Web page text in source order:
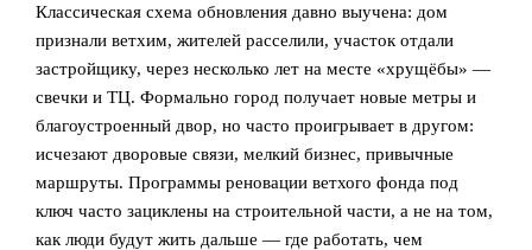
Классическая схема обновления давно выучена: дом
признали ветхим, жителей расселили, участок отдали
застройщику, через несколько лет на месте «хрущёбы» —
свечки и ТЦ. Формально город получает новые метры и
благоустроенный двор, но часто проигрывает в другом:
исчезают дворовые связи, мелкий бизнес, привычные
маршруты. Программы реновации ветхого фонда под
ключ часто зациклены на строительной части, а не на том,
как люди будут жить дальше — где работать, чем